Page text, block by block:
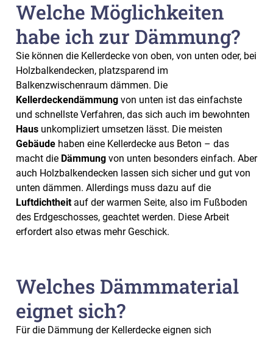
Welche Möglichkeiten
habe ich zur Dämmung?
Sie können die Kellerdecke von oben, von unten oder, bei
Holzbalkendecken, platzsparend im
Balkenzwischenraum dämmen. Die
Kellerdeckendämmung von unten ist das einfachste
und schnellste Verfahren, das sich auch im bewohnten
Haus unkompliziert umsetzen lässt. Die meisten
Gebäude haben eine Kellerdecke aus Beton – das
macht die Dämmung von unten besonders einfach. Aber
auch Holzbalkendecken lassen sich sicher und gut von
unten dämmen. Allerdings muss dazu auf die
Luftdichtheitauf der warmen Seite, also im Fußboden
des Erdgeschosses, geachtet werden. Diese Arbeit
erfordert also etwas mehr Geschick.
Welches Dämmmaterial
eignet sich?
Für die Dämmung der Kellerdecke eignen sich